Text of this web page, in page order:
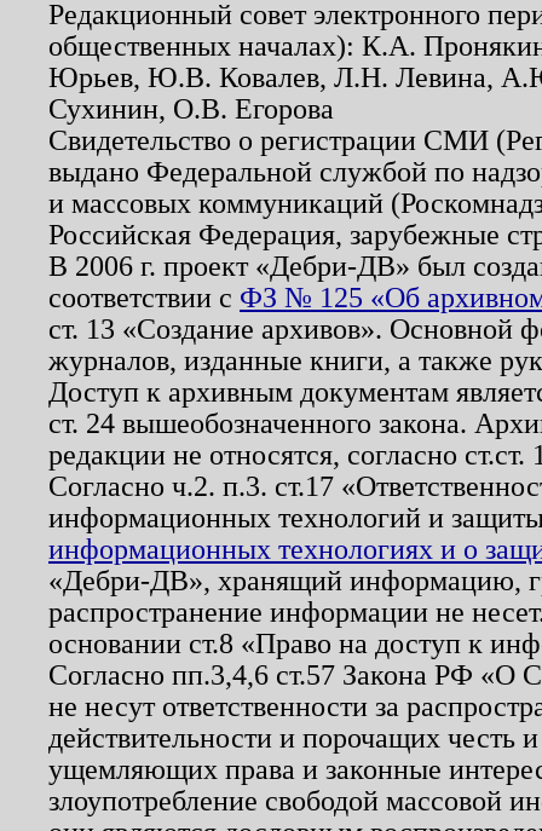
Редакционный совет электронного
общественных началах): К.А.
Юрьев, Ю.В. Ковалев, Л.Н. Левина,
Сухинин, О.В. Егорова
Свидетельство о регистрации СМИ
выдано Федеральной службой по
и массовых коммуникаций
Российская Федерация, зарубежные
В 2006 г. проект «Дебри-ДВ» был
соответствии с ФЗ № 125 «Об
ст. 13 «Создание архивов». Основной
журналов, изданные книги, а также
Доступ к архивным документам
ст. 24 вышеобозначенного закона.
редакции не относятся, согласно
Согласно ч.2. п.3. ст.17
информационных технологий и
информационных технологиях и о
«Дебри-ДВ», хранящий информацию,
распространение информации не
основании ст.8 «Право на доступ к
Согласно пп.3,4,6 ст.57 Закона РФ «О
не несут ответственности за
действительности и порочащих честь
ущемляющих права и законные
злоупотребление свободой массовой